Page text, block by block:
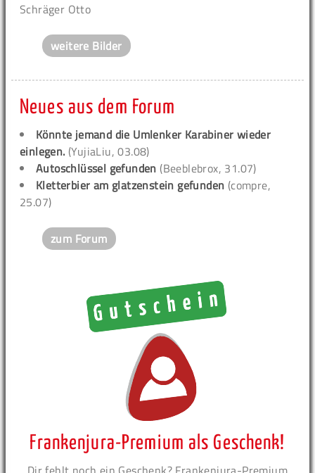
Schräger Otto
weitere Bilder
Neues aus dem Forum
Könnte jemand die Umlenker Karabiner wieder
einlegen. (YujiaLiu, 03.08)
Autoschlüssel gefunden (Beeblebrox, 31.07)
Kletterbier am glatzenstein gefunden (compre,
25.07)
zum Forum
Frankenjura-Premium als Geschenk!